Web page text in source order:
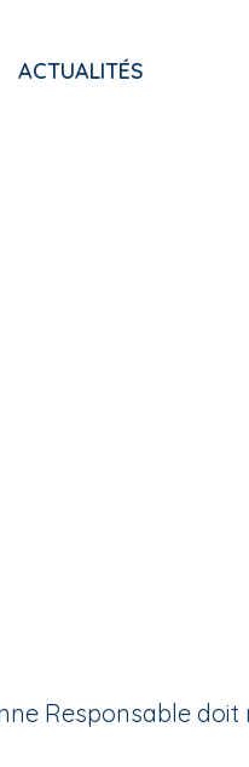
ACTUALITÉS
Responsable